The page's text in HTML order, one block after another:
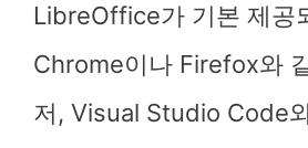
LibreOffice가 기본 제공
Chrome이나 Firefox와
저, Visual Studio Code